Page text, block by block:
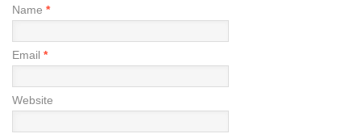
Name *
Email *
Website